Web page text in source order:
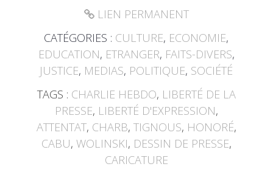
LIEN PERMANENT
CATÉGORIES : CULTURE, ECONOMIE,
EDUCATION, ETRANGER, FAITS-DIVERS,
JUSTICE, MEDIAS, POLITIQUE, SOCIÉTÉ
TAGS : CHARLIE HEBDO, LIBERTÉ DE LA
PRESSE, LIBERTÉ D'EXPRESSION,
ATTENTAT, CHARB, TIGNOUS, HONORÉ,
CABU, WOLINSKI, DESSIN DE PRESSE,
CARICATURE